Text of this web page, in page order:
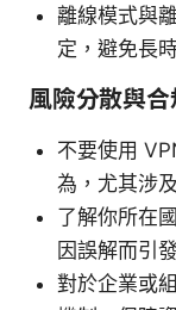
離線模式與
定，避免長
風險分散與合
不要使用
為，尤其涉
了解你所在
因誤解而引
對於企業或